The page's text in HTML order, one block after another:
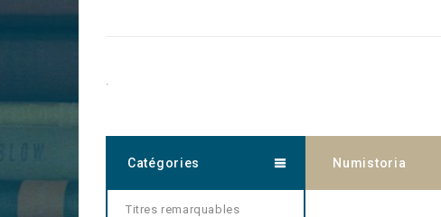
.
Numistoria
Catégories
Titres remarquables